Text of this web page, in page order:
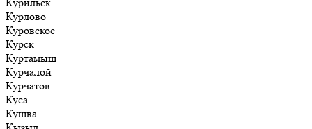
Курлово
Куровское
Курск
Куртамыш
Курчалой
Курчатов
Куса
Кушва